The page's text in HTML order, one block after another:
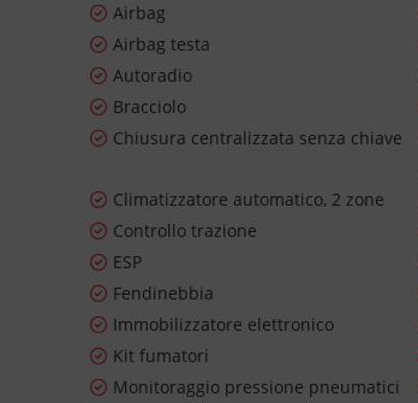
Airbag
Airbag testa
Autoradio
Bracciolo
Chiusura centralizzata senza chiave
Climatizzatore automatico, 2 zone
Controllo trazione
ESP
Fendinebbia
Immobilizzatore elettronico
Kit fumatori
Monitoraggio pressione pneumatici